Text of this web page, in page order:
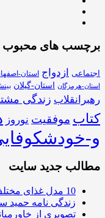
برچسب های محبوب
اجتماعی ازدواج استان-
استان-هرمزگان استان-گیلان
رهبرانقلاب زندگی
کتاب موفقیت نوروز
و-
مطالب جدید سایت
10 مدل غذای مختلف با سیب زمینی
زندگی نامه حمید
تصویری از